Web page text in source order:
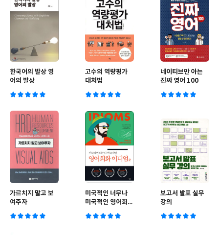
한국어의 발상 영
어의 발상
고수의 역량평가
대처법
네이티브만 아는
진짜 영어 100
가르치지 말고 보
여주자
미국적인 너무나
미국적인 영어회화
보고서 발표 실무
강의